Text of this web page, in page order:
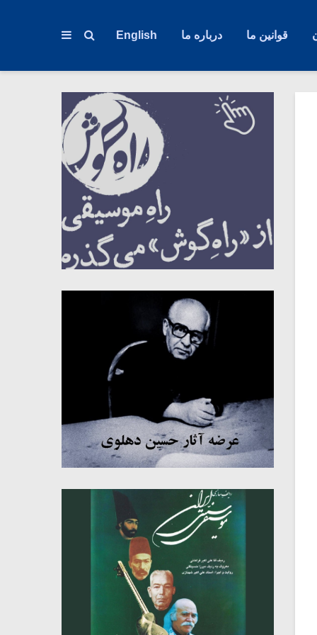
قوانین ما درباره ما English
میکلوش روژا